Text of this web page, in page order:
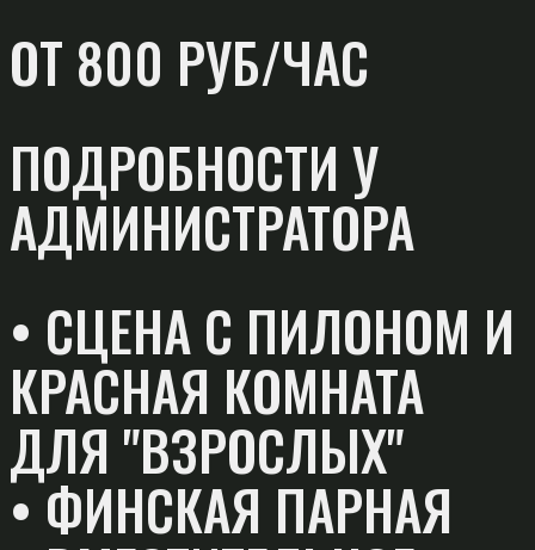
ОТ 800 РУБ/ЧАС
ПОДРОБНОСТИ У
АДМИНИСТРАТОРА
• СЦЕНА С ПИЛОНОМ И
КРАСНАЯ КОМНАТА
ДЛЯ "ВЗРОСЛЫХ"
• ФИНСКАЯ ПАРНАЯ